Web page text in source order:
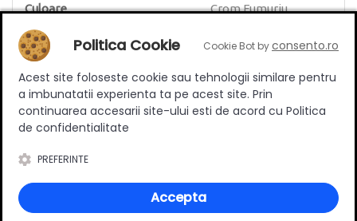
Culoare
Crom Fumuriu
Lungime
Review-uri
Deții sau ai utilizat produsul?
Politica Cookie Cookie Bot byconsento.ro
Acest site foloseste cookie sau tehnologii similare pentru
a imbunatatii experienta ta pe acest site. Prin
continuarea accesarii site-ului esti de acord cu Politica
de confidentialitate
PREFERINTE
Accepta